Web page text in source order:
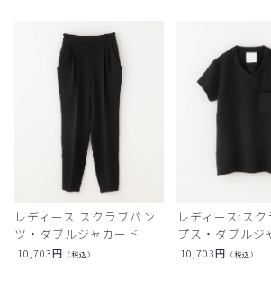
レディース:スクラブパン
ツ・ダブルジャカード
10,703円 （税込）
レディース:スク
プス・ダブルジ
10,703円 （税込）